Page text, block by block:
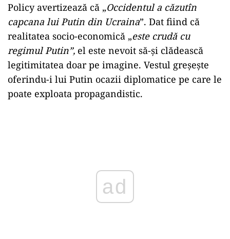
Policy avertizează că „Occidentul a căzutîn
capcana lui Putin din Ucraina”. Dat fiind că
realitatea socio-economică „este crudă cu
regimul Putin”, el este nevoit să-și clădească
legitimitatea doar pe imagine. Vestul greșește
oferindu-i lui Putin ocazii diplomatice pe care le
poate exploata propagandistic.